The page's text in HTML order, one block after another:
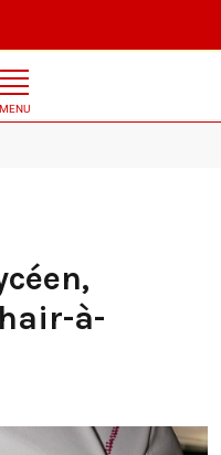
MENU
à Lyon : Tournoi de foot
à-